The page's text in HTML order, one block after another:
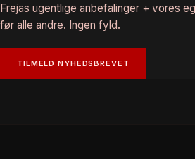
Frejas ugentlige anbefalinger + vores
før alle andre. Ingen fyld.
TILMELD NYHEDSBREVET